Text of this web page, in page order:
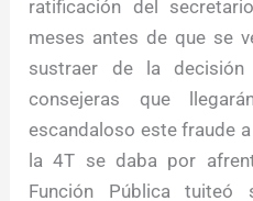
ratificación del
meses antes de que se
sustraer de la
consejeras que
escandaloso este fraude
la 4T se daba por
Función Pública tuiteó